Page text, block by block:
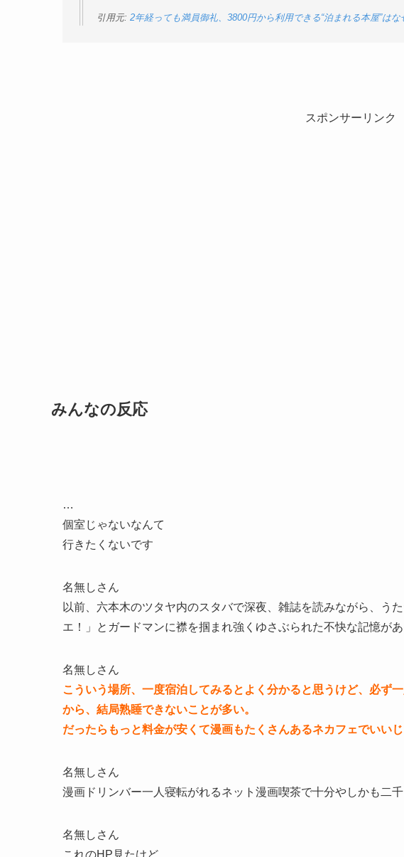
引用元: 2年経っても満員御礼、3800円から利用できる“泊まれる本屋”はな
スポンサーリンク
みんなの反応
…
個室じゃないなんて
行きたくないです
名無しさん
以前、六本木のツタヤ内のスタバで深夜、雑誌を読みながら、う
エ！」とガードマンに襟を掴まれ強くゆさぶられた不快な記憶があ
名無しさん
こういう場所、一度宿泊してみるとよく分かると思うけど、必ず
から、結局熟睡できないことが多い。
だったらもっと料金が安くて漫画もたくさんあるネカフェでいいじ
名無しさん
漫画ドリンバー一人寝転がれるネット漫画喫茶で十分やしかも二
名無しさん
これのHP見たけど、